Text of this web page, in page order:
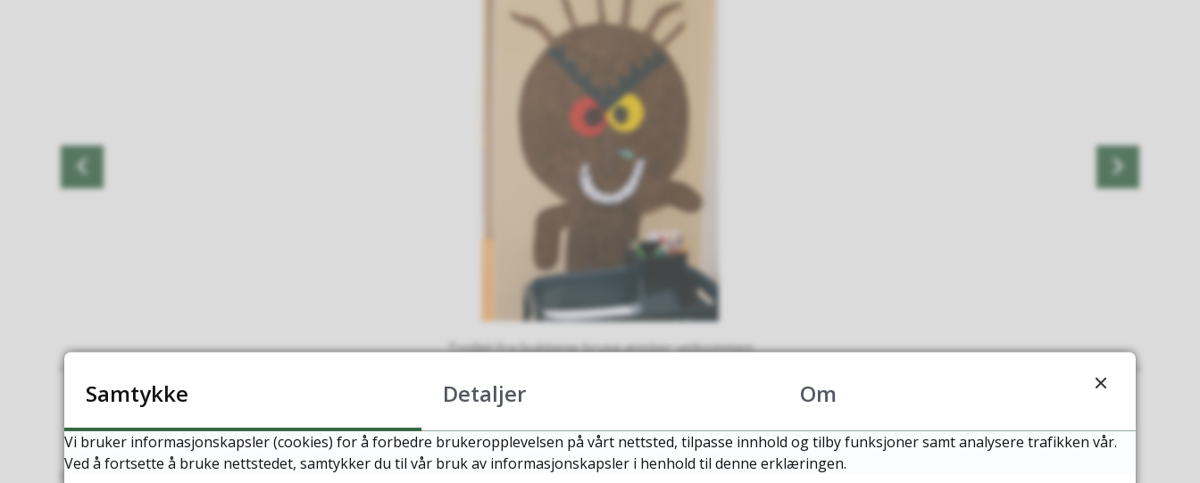
Trollet fra bukkene bruse ønsker velkommen
Samtykke Detaljer Om
Vi bruker informasjonskapsler (cookies) for å forbedre brukeropplevelsen på vårt nettsted, tilpasse innhold og tilby funksjoner samt analysere trafikken vår.
Ved å fortsette å bruke nettstedet, samtykker du til vår bruk av informasjonskapsler i henhold til denne erklæringen.